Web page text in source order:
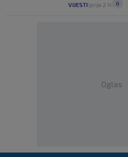
VIJESTI prije 2 h 0
Oglas